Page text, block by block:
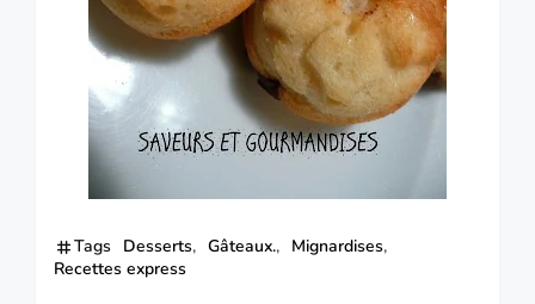
Tags Desserts Gâteaux.
Mignardises
Recettes express